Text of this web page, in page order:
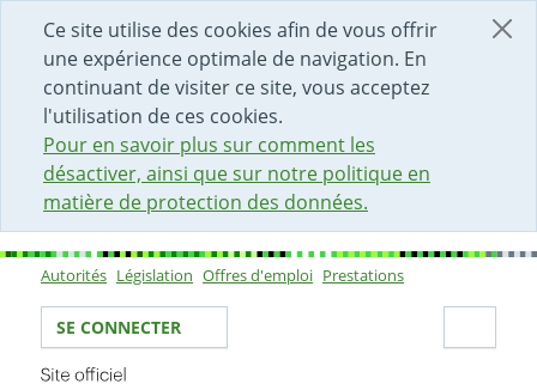
Ce site utilise des cookies afin de vous offrir
une expérience optimale de navigation. En
continuant de visiter ce site, vous acceptez
l'utilisation de ces cookies.
Pour en savoir plus sur comment les
désactiver, ainsi que sur notre politique en
matière de protection des données.
DÉBUT DU CONTENU DE LA PAGE
ACCÈS AU CHAMP DE RECHERCHE
PAGE D'ACCUEIL
FORMULAIRE DE CONTACT
Sous-navigation
Autorités Législation Offres d'emploi Prestations
Votre identité
SE CONNECTER